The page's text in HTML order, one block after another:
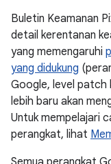
Buletin Keamanan
detail kerentanan
yang memengaruhi
yang didukung
Google, level patch
lebih baru akan
Untuk mempelajari
perangkat, lihat